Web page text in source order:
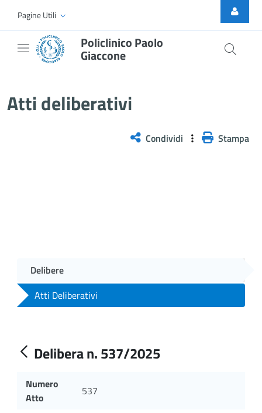
Skip to Main Content
Pagine Utili
Policlinico Paolo
Giaccone
Atti deliberativi
Condividi Stampa
Delibere
Atti Deliberativi
Delibera n. 537/2025
Numero
Atto
537